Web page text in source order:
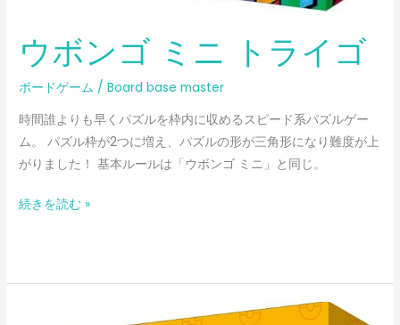
ウボンゴ ミニ トライゴ
ボードゲーム /Board base master
時間誰よりも早くパズルを枠内に収めるスピード系パズルゲー
ム。 パズル枠が2つに増え、パズルの形が三角形になり難度が上
がりました！ 基本ルールは「ウボンゴ ミニ」と同じ。
続きを読む »